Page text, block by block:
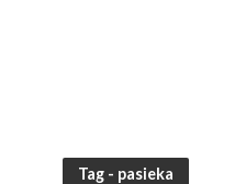
Tag - pasieka